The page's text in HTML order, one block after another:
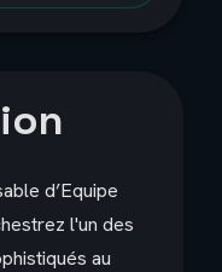
d’Equipe
l'un des
au